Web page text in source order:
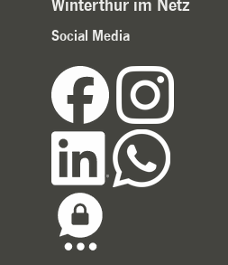
Winterthur im Netz
Social Media